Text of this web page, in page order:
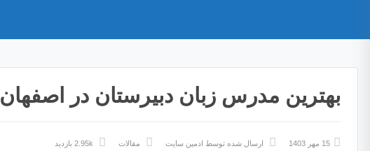
بهترین مدرس زبان دبیرستان در اصفهان
15 مهر 1403 ارسال شده توسط ادمین سایت مقالات